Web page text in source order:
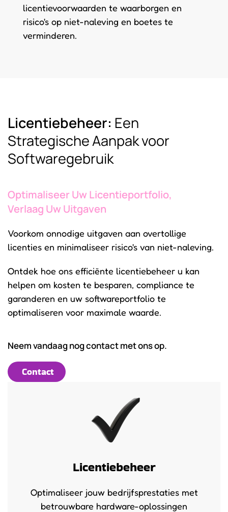
licentievoorwaarden te waarborgen en
risico's op niet-naleving en boetes te
verminderen.
Licentiebeheer: Een
Strategische Aanpak voor
Softwaregebruik
Optimaliseer Uw Licentieportfolio,
Verlaag Uw Uitgaven
Voorkom onnodige uitgaven aan overtollige
licenties en minimaliseer risico's van niet-naleving.
Ontdek hoe ons efficiënte licentiebeheer u kan
helpen om kosten te besparen, compliance te
garanderen en uw softwareportfolio te
optimaliseren voor maximale waarde.
Neem vandaag nog contact met ons op.
Contact
Licentiebeheer
Optimaliseer jouw bedrijfsprestaties met
betrouwbare hardware-oplossingen